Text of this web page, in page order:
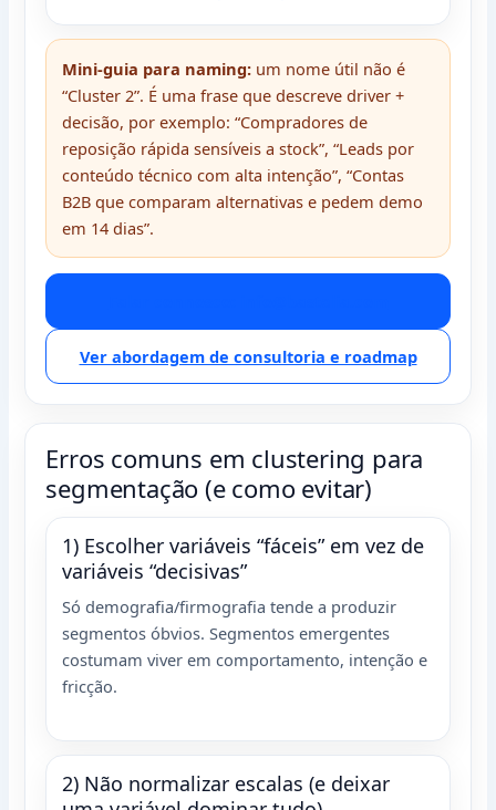
Mini-guia para naming: um nome útil não é
“Cluster 2”. É uma frase que descreve driver +
decisão, por exemplo: “Compradores de
reposição rápida sensíveis a stock”, “Leads por
conteúdo técnico com alta intenção”, “Contas
B2B que comparam alternativas e pedem demo
em 14 dias”.
Ver abordagem de consultoria e roadmap
Erros comuns em clustering para
segmentação (e como evitar)
1) Escolher variáveis “fáceis” em vez de
variáveis “decisivas”
Só demografia/firmografia tende a produzir
segmentos óbvios. Segmentos emergentes
costumam viver em comportamento, intenção e
fricção.
2) Não normalizar escalas (e deixar